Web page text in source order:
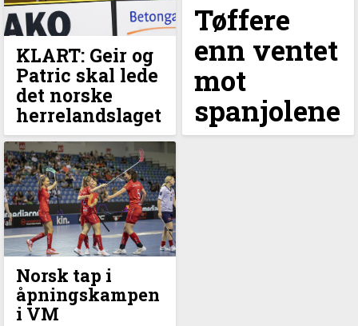
KLART: Geir og
Patric skal lede
det norske
herrelandslaget
Tøffere
enn ventet
mot
spanjolene
Norsk tap i
åpningskampen
i VM